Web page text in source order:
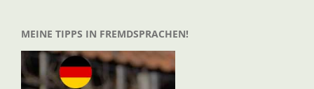
MEINE TIPPS IN FREMDSPRACHEN!